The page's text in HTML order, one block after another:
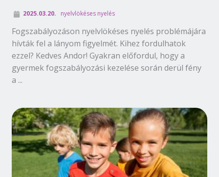
2025.03.20. nyelvlökéses nyelés
Fogszabályozáson nyelvlökéses nyelés problémájára
hívták fel a lányom figyelmét. Kihez fordulhatok
ezzel? Kedves Andor! Gyakran előfordul, hogy a
gyermek fogszabályozási kezelése során derül fény
a ...